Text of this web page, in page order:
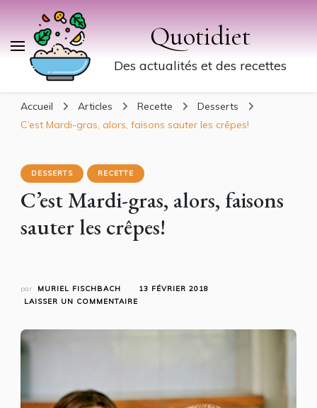
Quotidiet
Des actualités et des recettes
Accueil Articles Recette
Desserts
C’est Mardi-gras, alors, faisons sauter les crêpes!
DESSERTS RECETTE
C’est Mardi-gras, alors, faisons
sauter les crêpes!
par MURIEL FISCHBACH
13 FÉVRIER 2018
LAISSER UN COMMENTAIRE
CRÊPES!